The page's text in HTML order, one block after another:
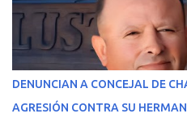
En el detalle regional, se indica
identificó a cuatro funcionarios
operaciones. Asimismo, se precisa
corresponde a un funcionario de
detectaron incumplimientos a la
DENUNCIAN A CONCEJAL DE
AGRESIÓN CONTRA SU